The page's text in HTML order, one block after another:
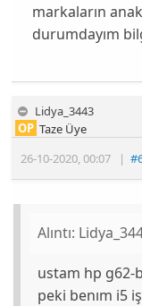
markaların
durumdayım
Lidya_3443
26-10-2020,00:07 |
OP Taze Üye
Alıntı:
ustam hp g62-
peki benım i5